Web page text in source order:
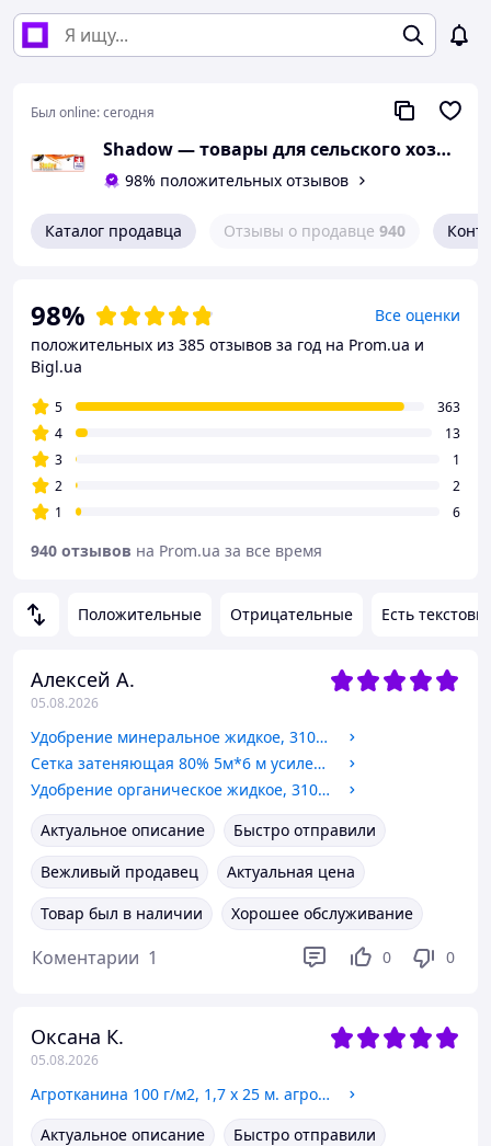
Был online:сегодня
Shadow — товары для сельского хозяйства и домашнего обихода
98% положительных отзывов
Каталог продавца Отзывы о продавце 940
Положительные Отрицательные Есть
Алексей А.
05.08.2026
Удобрение минеральное жидкое, 310мл "Успех" для роз
Сетка затеняющая 80% 5м*6 м усиленная с люверсами сетка для затенения
Удобрение органическое жидкое, 310мл ТМ "Stimul Natural" для клубники и земляники
Актуальное описание
Быстро отправили
Вежливый продавец
Актуальная цена
Товар был в наличии
Хорошее обслуживание
Коментарии 1 0 0
Оксана К.
05.08.2026
Агротканина 100 г/м2, 1,7 х 25 м. агроткань для мульчирования клубники ТМ "Shadow
Актуальное описание
Быстро отправили
98%
Все оценки
положительных из 385 отзывов за год на Prom.ua и
Bigl.ua
5
363
4
13
3
1
2
2
1
6
940 отзывов на Prom.ua за все время